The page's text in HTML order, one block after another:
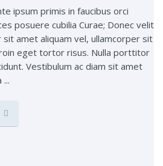
ipsum primis in faucibus orci
posuere cubilia Curae; Donec velit
sit amet aliquam vel, ullamcorper sit
eget tortor risus. Nulla porttitor
Vestibulum ac diam sit amet